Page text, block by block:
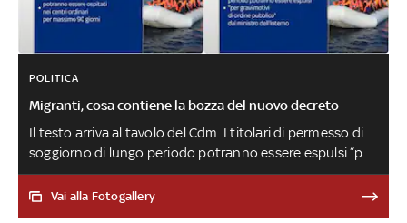
POLITICA
Migranti, cosa contiene la bozza del nuovo decreto
Il testo arriva al tavolo del Cdm. I titolari di permesso di
soggiorno di lungo periodo potranno essere espulsi “per
gravi motivi di ordine pubblico o di sicurezza dello Stato'
dal ministro dell'Interno. Espulsi anche coloro che
Vai alla Fotogallery